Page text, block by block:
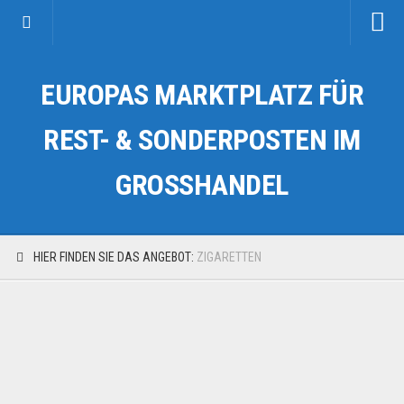
Kategorien
Auto & Motorrad
Fahrzeuge & Transport
EUROPAS MARKTPLATZ FÜR
REST- & SONDERPOSTEN IM
GROSSHANDEL
HIER FINDEN SIE DAS ANGEBOT: ZIGARETTEN